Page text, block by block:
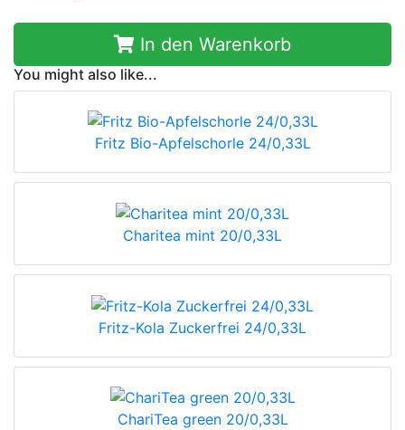
In den Warenkorb
You might also like...
Fritz Bio-Apfelschorle 24/0,33L
Charitea mint 20/0,33L
Fritz-Kola Zuckerfrei 24/0,33L
ChariTea green 20/0,33L